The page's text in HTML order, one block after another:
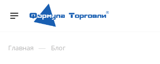
Главная — Блог